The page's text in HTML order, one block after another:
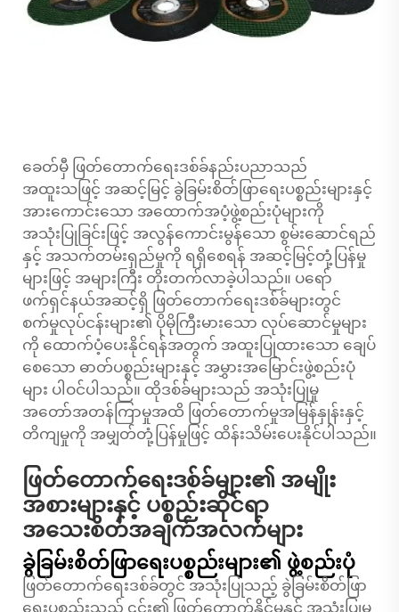
ခေတ်မှီ ဖြတ်တောက်ရေးဒစ်ခ်နည်းပညာသည်
အထူးသဖြင့် အဆင့်မြင့် ခွဲခြမ်းစိတ်ဖြာရေးပစ္စည်းများနှင့်
အားကောင်းသော အထောက်အပံ့ဖွဲ့စည်းပုံများကို
အသုံးပြုခြင်းဖြင့် အလွန်ကောင်းမွန်သော စွမ်းဆောင်ရည်
နှင့် အသက်တမ်းရှည်မှုကို ရရှိစေရန် အဆင့်မြင့်တုံ့ပြန်မှု
များဖြင့် အများကြီး တိုးတက်လာခဲ့ပါသည်။ ပရော်
ဖက်ရှင်နယ်အဆင့်ရှိ ဖြတ်တောက်ရေးဒစ်ခ်များတွင်
စက်မှုလုပ်ငန်းများ၏ ပိုမိုကြီးမားသော လုပ်ဆောင်မှုများ
ကို ထောက်ပံ့ပေးနိုင်ရန်အတွက် အထူးပြုထားသော ချေပ်
စေသော ဓာတ်ပစ္စည်းများနှင့် အမွှားအမြောင်းဖွဲ့စည်းပုံ
များ ပါဝင်ပါသည်။ ထိုဒစ်ခ်များသည် အသုံးပြုမှု
အတော်အတန်ကြာမှုအထိ ဖြတ်တောက်မှုအမြန်နှုန်းနှင့်
တိကျမှုကို အမျှတ်တုံ့ပြန်မှုဖြင့် ထိန်းသိမ်းပေးနိုင်ပါသည်။
ဖြတ်တောက်ရေးဒစ်ခ်များ၏ အမျိုး
အစားများနှင့် ပစ္စည်းဆိုင်ရာ
အသေးစိတ်အချက်အလက်များ
ခွဲခြမ်းစိတ်ဖြာရေးပစ္စည်းများ၏ ဖွဲ့စည်းပုံ
ဖြတ်တောက်ရေးဒစ်ခ်တွင် အသုံးပြုသည့် ခွဲခြမ်းစိတ်ဖြာ
ရေးပစ္စည်းသည် ၎င်း၏ ဖြတ်တောက်နိုင်မှုနှင့် အသုံးပြုမှု